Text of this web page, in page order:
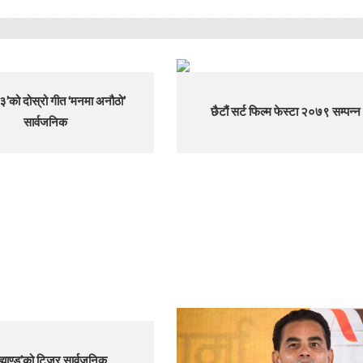
दोस्रो गीत ‘मनमा अनौठो’
सार्वजनिक
छैटौं सर्ट फिल्म फेस्टा २०७९ सम्पन्न